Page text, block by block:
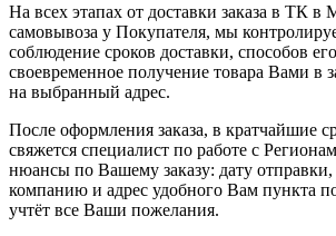
На всех этапах от доставки заказа в ТК в
самовывоза у Покупателя, мы
соблюдение сроков доставки, способов
своевременное получение товара Вами в
на выбранный адрес.
После оформления заказа, в кратчайшие
свяжется специалист по работе с
нюансы по Вашему заказу: дату
компанию и адрес удобного Вам пункта
учтёт все Ваши пожелания.